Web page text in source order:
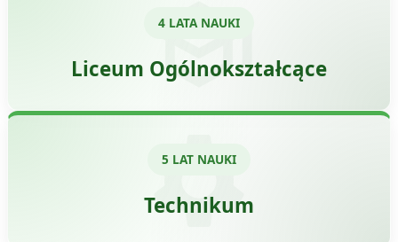
4 LATA NAUKI
Liceum Ogólnokształcące
5 LAT NAUKI
Technikum